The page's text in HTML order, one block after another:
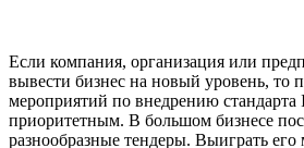
Если компания, организация или
вывести бизнес на новый уровень, то
мероприятий по внедрению стандарта
приоритетным. В большом бизнесе
разнообразные тендеры. Выиграть